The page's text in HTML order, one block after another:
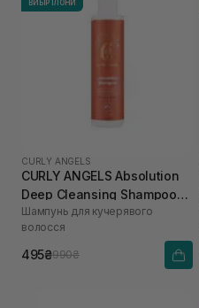
ВИБІР ІЛОНИ
CURLY ANGELS
CURLY ANGELS Absolution
Deep Cleansing Shampoo
180 мл
Шампунь для кучерявого
волосся
495₴990₴